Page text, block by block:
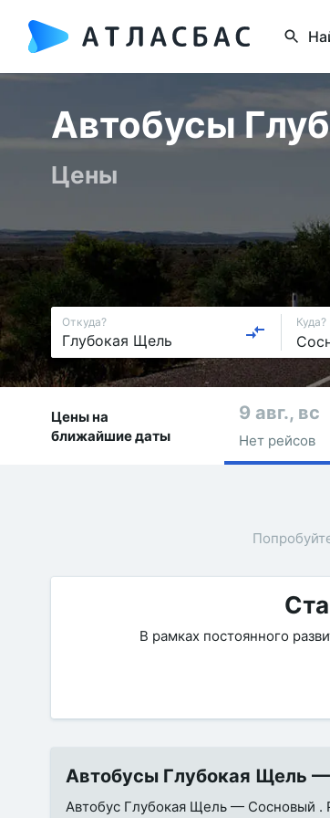
Автобусы
Цены
Откуда? Куда?
Цены на
ближайшие даты
9 авг., вс
Нет рейсов
В рамках постоянного
Автобусы Глубокая Щель —
Автобус Глубокая Щель — Сосновый .